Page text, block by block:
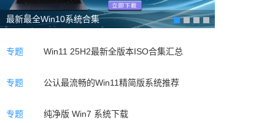
最新最全Win10系统合集
专题 Win11 25H2最新全版本ISO合集汇总
专题 公认最流畅的Win11精简版系统推荐
专题 纯净版 Win7 系统下载